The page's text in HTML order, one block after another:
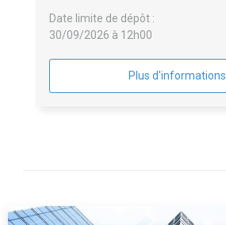
Date limite de dépôt :
30/09/2026 à 12h00
Plus d'informations